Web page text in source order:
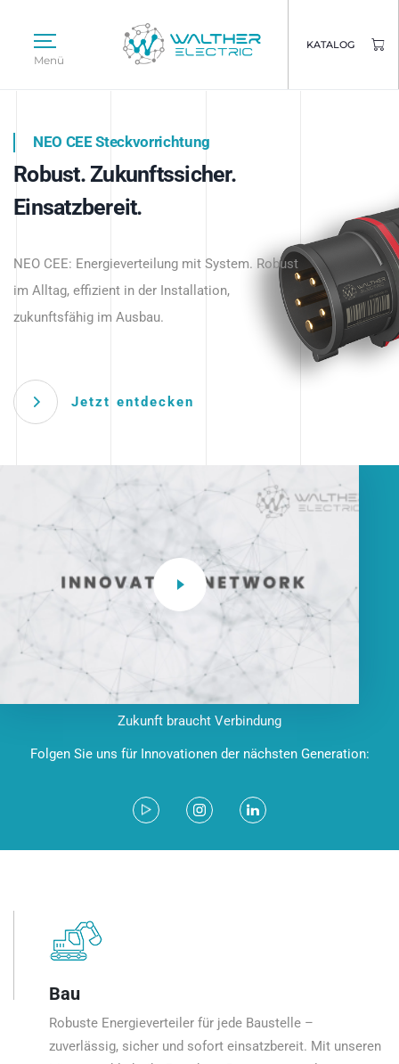
Menü
KATALOG
Intelligente Stromverteilung
beginnt hier.
NEO CEE Steckvorrichtung
Robust. Zukunftssicher.
Einsatzbereit.
NEO CEE: Energieverteilung mit System. Robust
im Alltag, effizient in der Installation,
zukunftsfähig im Ausbau.
Jetzt entdecken
Intelligenz trifft Energie.
Anwendungen – robust, IP-geschützt und
zukunftsfähig.
Zukunft braucht Verbindung
Folgen Sie uns für Innovationen der nächsten Generation:
Bau
Robuste Energieverteiler für jede Baustelle –
zuverlässig, sicher und sofort einsatzbereit. Mit unseren